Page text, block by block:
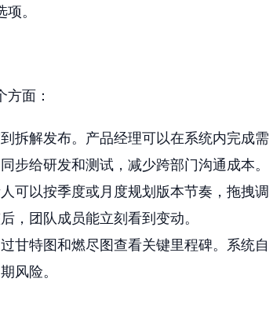
。
面：
拆解发布。产品经理可以在系统内完成需
步给研发和测试，减少跨部门沟通成本。
可以按季度或月度规划版本节奏，拖拽调
，团队成员能立刻看到变动。
甘特图和燃尽图查看关键里程碑。系统自
风险。